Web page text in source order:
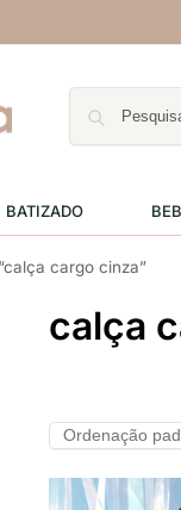
BATIZADO
cargo cinza”
calça